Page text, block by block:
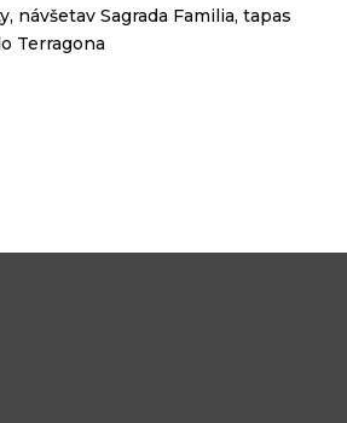
návšetav Sagrada Familia, tapas
Terragona